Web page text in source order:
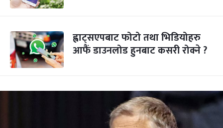
ह्वाट्सएपबाट फोटो तथा भिडियोहरु
आफैं डाउनलोड हुनबाट कसरी रोक्ने ?